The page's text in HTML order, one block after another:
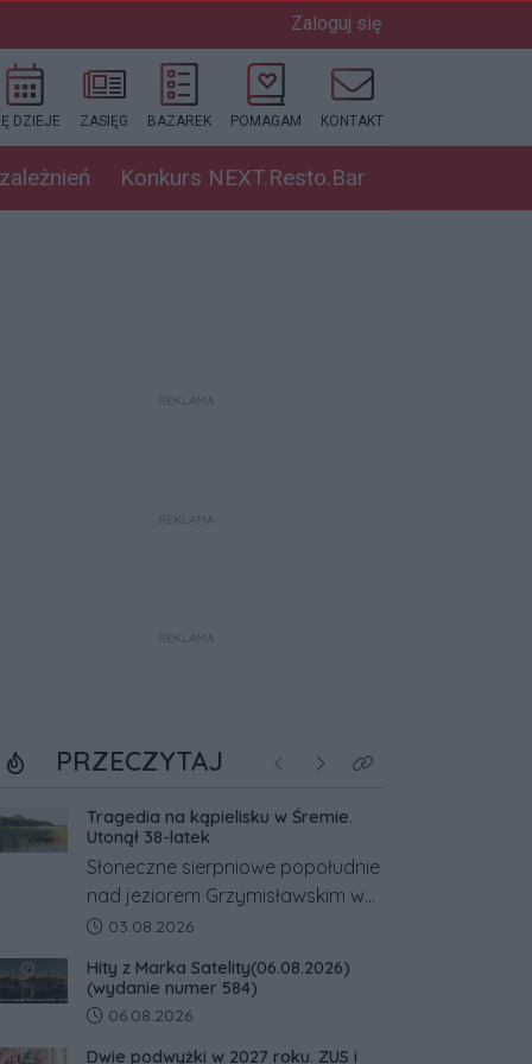
Zaloguj się
DZIEJE ZASIĘG BAZAREK POMAGAM KONTAKT
Konkurs NEXT.Resto.Bar
REKLAMA
REKLAMA
REKLAMA
PRZECZYTAJ Poprzednie
NastępneKliknij aby zobaczyć
Tragedia na kąpielisku w Śremie.
Utonął 38-latek
Słoneczne sierpniowe popołudnie
nad jeziorem Grzymisławskim w
powiecie śremskim zakończyło
zdołały odwrócić nawet
natychmiastowe działania służb
Data dodania artykułu:
03.08.2026
Hity z Marka Satelity(06.08.2026)
(wydanie numer 584)
Data dodania artykułu:
06.08.2026
Dwie podwyżki w 2027 roku. ZUS i